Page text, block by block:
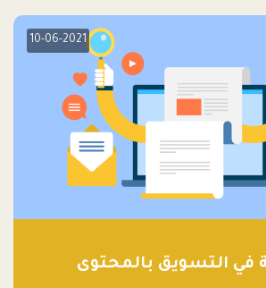
10-06-2021
في التسويق بالمحتوى